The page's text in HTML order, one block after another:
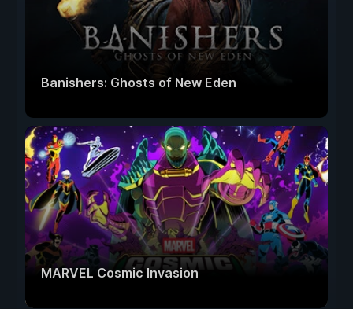
Banishers: Ghosts of New Eden
MARVEL Cosmic Invasion